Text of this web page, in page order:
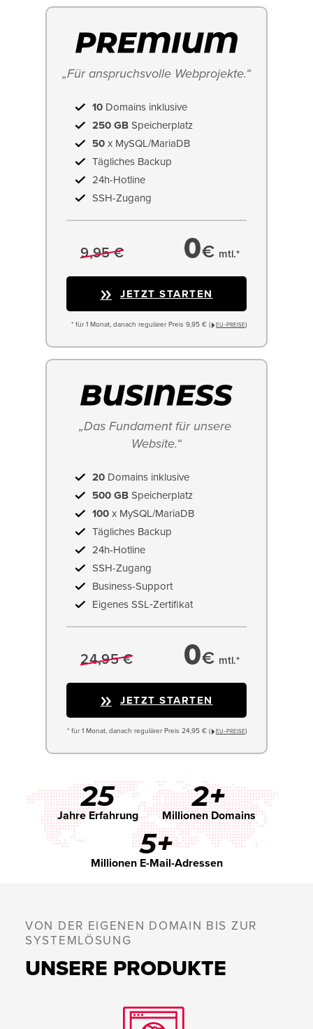
„Für anspruchsvolle Webprojekte.“
10 Domains inklusive
250 GB Speicherplatz
50 x MySQL/MariaDB
Tägliches Backup
24h-Hotline
SSH-Zugang
9,95 € 0€ mtl.*
JETZT STARTEN
* für 1 Monat, danach regulärer Preis 9,95 € ( EU−PREISE)
„Das Fundament für unsere
Website.“
20 Domains inklusive
500 GB Speicherplatz
100 x MySQL/MariaDB
Tägliches Backup
24h-Hotline
SSH-Zugang
Business-Support
Eigenes SSL‑Zertifikat
24,95 € 0€ mtl.*
JETZT STARTEN
* für 1 Monat, danach regulärer Preis 24,95 € ( EU−PREISE)
25
Jahre Erfahrung
2+
Millionen Domains
5+
Millionen E-Mail-Adressen
VON DER EIGENEN DOMAIN BIS ZUR
SYSTEMLÖSUNG
UNSERE PRODUKTE